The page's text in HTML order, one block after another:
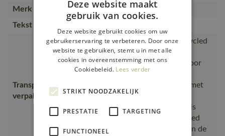
Merk
MASCOT®
Tekst usp
Transport en
verpakking
is gemaakt van of bevat gerecycled
materiaal, Van productie naar
magazijnen getransporteerd door
transportpartners met ISO
14001;Vervoerd in zendingen met
maximale benutting van de
ruimte;De productverpakking is
gemaakt van of bevat gerecycled
materiaal;De verpakking waarin de
Deze website maakt
gebruik van cookies.
Deze website gebruikt cookies om uw
gebruikerservaring te verbeteren. Door onze
website te gebruiken, stemt u in met alle
cookies in overeenstemming met ons
Cookiebeleid. Lees verder
STRIKT NOODZAKELIJK
PRESTATIE TARGETING
FUNCTIONEEL